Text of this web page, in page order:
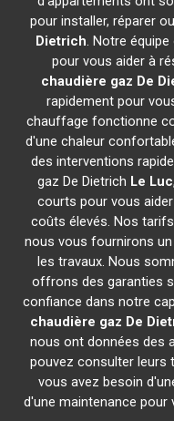
pour installer, réparer
Dietrich. Notre
pour vous aider à
chaudière gaz De
rapidement pour
chauffage fonctionne
d'une chaleur
des interventions
gaz De Dietrich Le Luc
courts pour vous
coûts élevés. Nos
nous vous fournirons
les travaux. Nous
offrons des garanties
confiance dans notre
chaudière gaz De
nous ont données des
pouvez consulter leurs
vous avez besoin
d'une maintenance pour